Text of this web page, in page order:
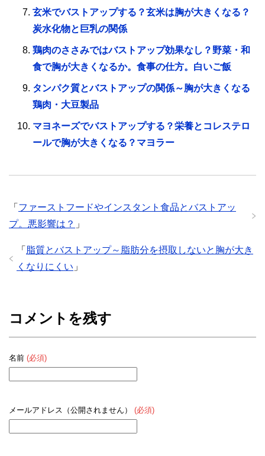
玄米でバストアップする？玄米は胸が大きくなる？
炭水化物と巨乳の関係
鶏肉のささみではバストアップ効果なし？野菜・和
食で胸が大きくなるか。食事の仕方。白いご飯
タンパク質とバストアップの関係～胸が大きくなる
鶏肉・大豆製品
マヨネーズでバストアップする？栄養とコレステロ
ールで胸が大きくなる？マヨラー
「 ファーストフードやインスタント食品とバストアッ
プ。悪影響は？ 」
「 脂質とバストアップ～脂肪分を摂取しないと胸が大き
くなりにくい 」
コメントを残す
名前 (必須)
メールアドレス（公開されません） (必須)